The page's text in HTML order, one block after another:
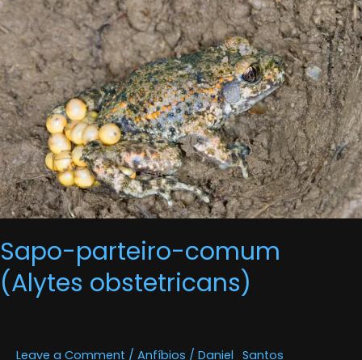
Sapo-parteiro-comum
(Alytes obstetricans)
Leave a Comment / Anfíbios / Daniel_Santos
parteiro-
comum
(Alytes
obstetricans)